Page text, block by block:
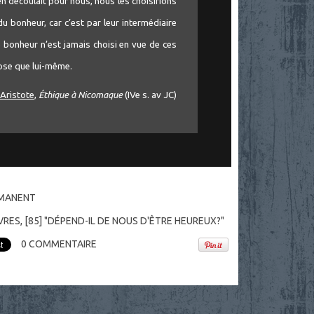
bonheur, car c’est par leur intermédiaire
n’est jamais choisi en vue de ces
que lui-même.
Aristote, Éthique à Nicomaque(IVe s. av JC)
, [85] "DÉPEND-IL DE NOUS D'ÊTRE HEUREUX?"
0 COMMENTAIRE